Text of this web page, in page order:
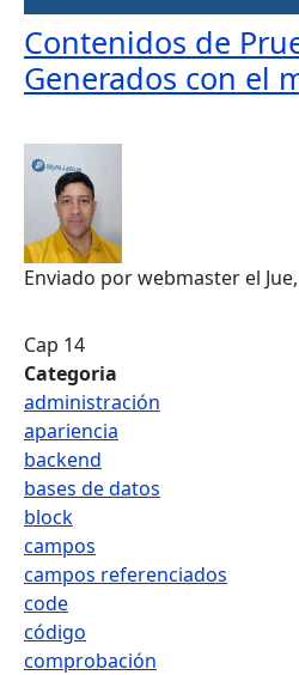
Contenidos de
Generados con el
Enviado porwebmaster el
Cap 14
Categoria
administración
apariencia
backend
bases de datos
block
campos
campos referenciados
code
código
comprobación